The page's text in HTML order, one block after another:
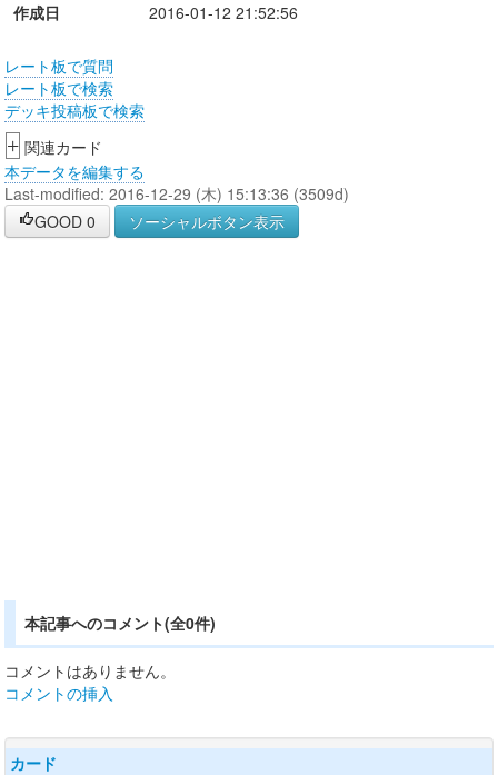
作成日 2016-01-12 21:52:56
レート板で質問
レート板で検索
デッキ投稿板で検索
+ 関連カード
本データを編集する
Last-modified: 2016-12-29 (木) 15:13:36 (3509d)
GOOD 0 ソーシャルボタン表示
本記事へのコメント(全0件)
コメントはありません。
コメントの挿入
カード